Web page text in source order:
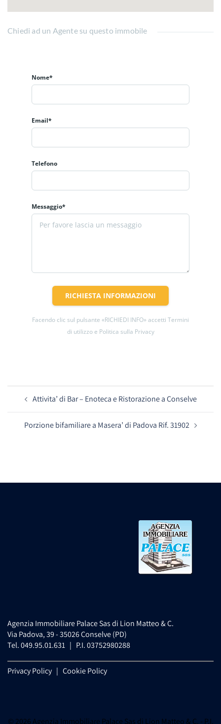
Chiedi ad un Agente su questo immobile
Nome*
Email*
Telefono
Messaggio*
RICHIESTA INFORMAZIONI
Facendo clic sul pulsante «RICHIEDI INFO» accetti Termini
di utilizzo e Politica sulla Privacy
Navigazione
articoloAttivita’ di Bar – Enoteca e Ristorazione a Conselve
Porzione bifamiliare a Masera’ di Padova Rif. 31902
Agenzia Immobiliare Palace Sas di Lion Matteo & C.
Via Padova, 39 - 35026 Conselve (PD)
Tel. 049.95.01.631 | P.I. 03752980288
Privacy Policy | Cookie Policy
© 2026 Agenzia Immobiliare Palace Sas di Lion Matteo & C. - P.I.